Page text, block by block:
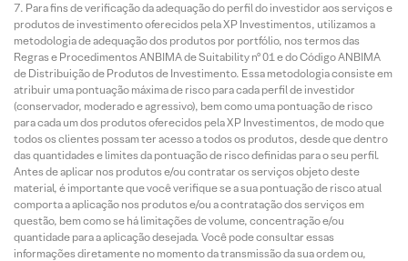
Para fins de verificação da adequação do perfil do investidor aos serviços e
produtos de investimento oferecidos pela XP Investimentos, utilizamos a
metodologia de adequação dos produtos por portfólio, nos termos das
Regras e Procedimentos ANBIMA de Suitability nº 01 e do Código ANBIMA
de Distribuição de Produtos de Investimento. Essa metodologia consiste em
atribuir uma pontuação máxima de risco para cada perfil de investidor
(conservador, moderado e agressivo), bem como uma pontuação de risco
para cada um dos produtos oferecidos pela XP Investimentos, de modo que
todos os clientes possam ter acesso a todos os produtos, desde que dentro
das quantidades e limites da pontuação de risco definidas para o seu perfil.
Antes de aplicar nos produtos e/ou contratar os serviços objeto deste
material, é importante que você verifique se a sua pontuação de risco atual
comporta a aplicação nos produtos e/ou a contratação dos serviços em
questão, bem como se há limitações de volume, concentração e/ou
quantidade para a aplicação desejada. Você pode consultar essas
informações diretamente no momento da transmissão da sua ordem ou,